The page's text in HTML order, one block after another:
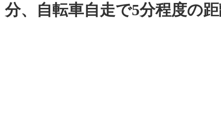
分、自転車自走で5分程度の